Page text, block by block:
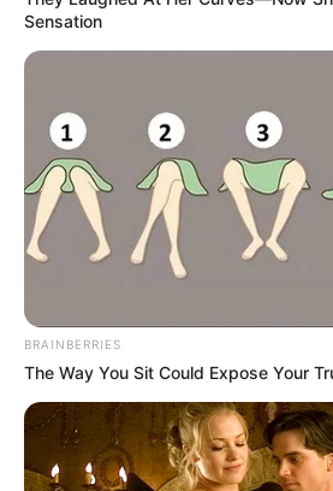
From Baddies To Sweethearts: 9
Do It All!
BRAINBERRIES
Sensation
BRAINBERRIES
The Way You Sit Could Expose Your